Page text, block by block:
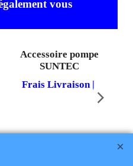
vous
Accessoire pompe
SUNTEC
Frais Livraison